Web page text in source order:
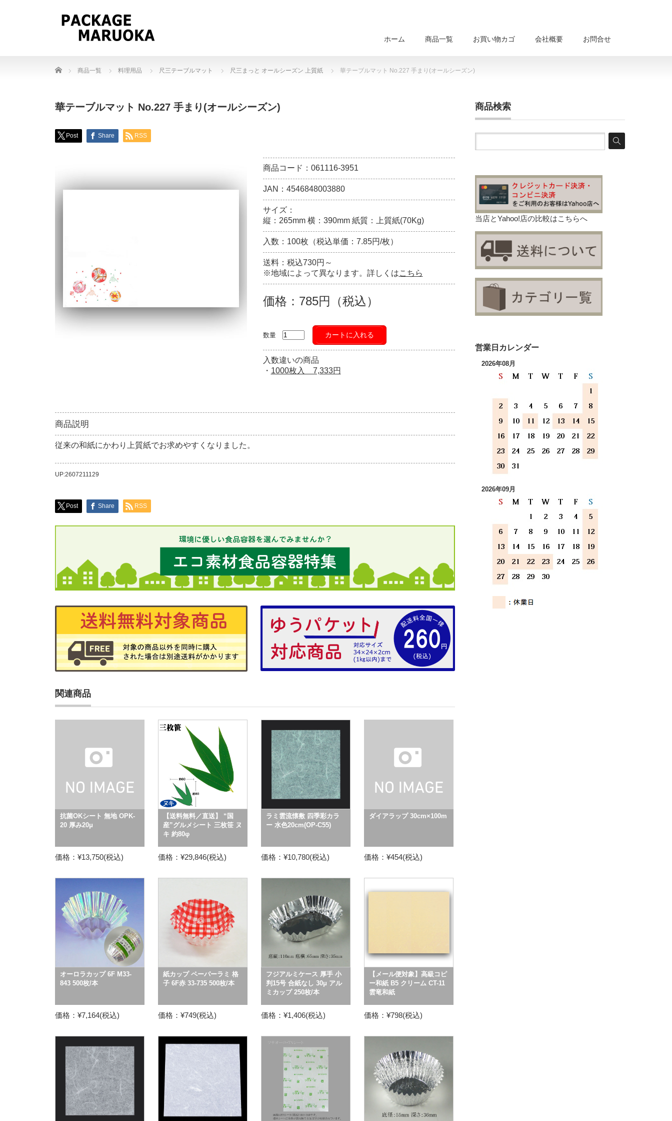
ホーム 商品一覧 お買い物カゴ 会社概要 お問合せ
Home 商品一覧 料理用品 尺三テーブルマット 尺三まっと オールシーズン 上質紙 華テーブルマット No.227 手まり(オールシーズン)
華テーブルマット No.227 手まり(オールシーズン)
Post Share RSS
商品コード：061116-3951
JAN：4546848003880
サイズ：
縦：265mm 横：390mm 紙質：上質紙(70Kg)
入数：100枚（税込単価：7.85円/枚）
送料：税込730円～
※地域によって異なります。詳しくはこちら
価格：785円（税込）
数量 カートに入れる
入数違いの商品
・ 1000枚入 7,333円
商品説明
従来の和紙にかわり上質紙でお求めやすくなりました。
UP:2607211129
Post Share RSS
関連商品
抗菌OKシート 無地 OPK-
20 厚み20μ
価格：¥13,750(税込)
【送料無料／直送】 “国
産”グルメシート 三枚笹 ヌ
キ 約80φ
価格：¥29,846(税込)
ラミ雲流懐敷 四季彩カラ
ー 水色20cm(OP-C55)
価格：¥10,780(税込)
ダイアラップ 30cm×100m
価格：¥454(税込)
オーロラカップ 6F M33-
843 500枚/本
価格：¥7,164(税込)
紙カップ ペーパーラミ 格
子 6F赤 33-735 500枚/本
価格：¥749(税込)
フジアルミケース 厚手 小
判15号 合紙なし 30μ アル
ミカップ 250枚/本
価格：¥1,406(税込)
【メール便対象】高級コピ
ー和紙 B5 クリーム CT-11
雲竜和紙
価格：¥798(税込)
商品検索
当店とYahoo!店の比較はこちらへ
営業日カレンダー
2026年08月
2026年09月